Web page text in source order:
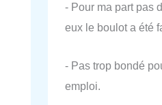
- Pour ma part pas
eux le boulot a été
- Pas trop bondé
emploi.